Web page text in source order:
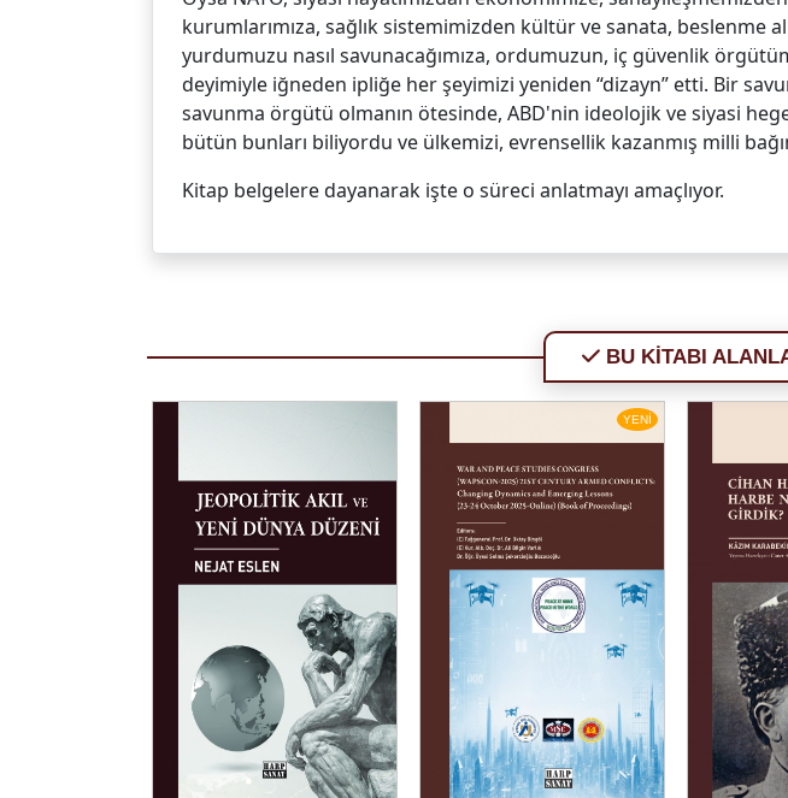
kurumlarımıza, sağlık sistemimizden kültür ve sanata, beslenme
yurdumuzu nasıl savunacağımıza, ordumuzun, iç güvenlik
deyimiyle iğneden ipliğe her şeyimizi yeniden “dizayn” etti. Bir
savunma örgütü olmanın ötesinde, ABD'nin ideolojik ve siyasi
bütün bunları biliyordu ve ülkemizi, evrensellik kazanmış milli
Kitap belgelere dayanarak işte o süreci anlatmayı amaçlıyor.
BU KİTABI
YENİ